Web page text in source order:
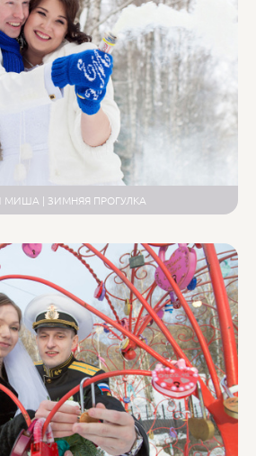
МИША | ЗИМНЯЯ ПРОГУЛКА